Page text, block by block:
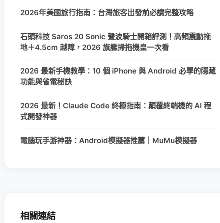
2026年美國旅行指南：台灣旅客出發前必讀完整攻略
石頭科技 Saros 20 Sonic 聲波騎士開箱評測！高頻震動拖
地＋4.5cm 越障，2026 旗艦掃拖機皇一次看
2026 最新手機教學：10 個 iPhone 與 Android 必學的隱藏
功能與省電秘訣
2026 最新！Claude Code 終極指南：顛覆終端機的 AI 程
式開發神器
電腦玩手游神器：Android模擬器推薦｜MuMu模擬器
相關連結